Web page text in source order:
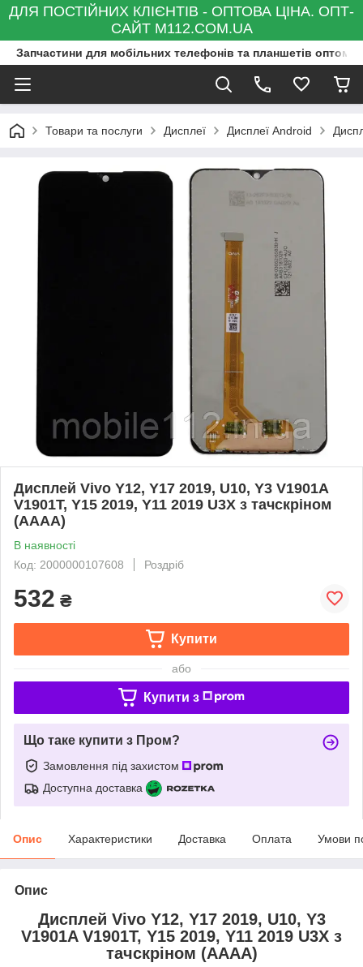
ДЛЯ ПОСТІЙНИХ КЛІЄНТІВ - ОПТОВА ЦІНА. ОПТ-
САЙТ M112.COM.UA
Запчастини для мобільних телефонів та планшетів оптом
Товари та послуги Дисплеї Дисплеї Android
Дисплей Vivo Y12, Y17 2019, U10, Y3 V1901A
V1901T, Y15 2019, Y11 2019 U3X з тачскріном
(AAAA)
В наявності
Код: 2000000107608
Роздріб
532 ₴
Купити
або
Купити з
Що таке купити з Пром?
Замовлення під захистом
Доступна доставка
Опис Характеристики Доставка Оплата Умови
Опис
Дисплей Vivo Y12, Y17 2019, U10, Y3
V1901A V1901T, Y15 2019, Y11 2019 U3X з
тачскріном (AAAA)